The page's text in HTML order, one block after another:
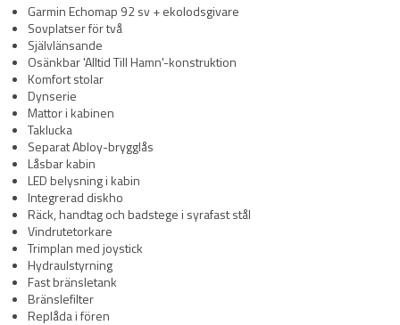
Garmin Echomap 92 sv + ekolodsgivare
Sovplatser för två
Självlänsande
Osänkbar 'Alltid Till Hamn'-konstruktion
Komfort stolar
Dynserie
Mattor i kabinen
Taklucka
Separat Abloy-brygglås
Låsbar kabin
LED belysning i kabin
Integrerad diskho
Räck, handtag och badstege i syrafast stål
Vindrutetorkare
Trimplan med joystick
Hydraulstyrning
Fast bränsletank
Bränslefilter
Replåda i fören